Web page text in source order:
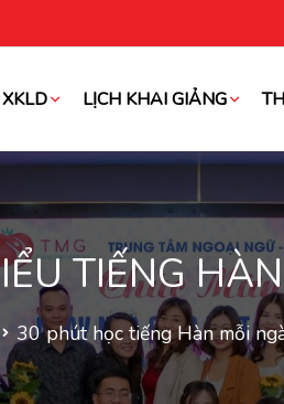
LỊCH KHAI GIẢNG
TIẾNG
30 phút học tiếng Hàn mỗi